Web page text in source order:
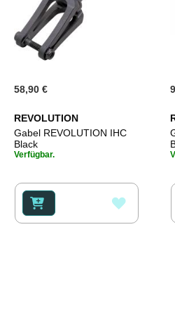
58,90 €
REVOLUTION
Gabel REVOLUTION IHC
Black
Verfügbar.